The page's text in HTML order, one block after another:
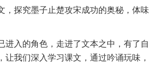
，探究墨子止楚攻宋成功的奥秘，体味
进入的角色，走进了文本之中，有了自
让我们深入学习课文，通过吟诵玩味，